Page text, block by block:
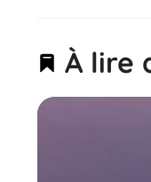
À lire